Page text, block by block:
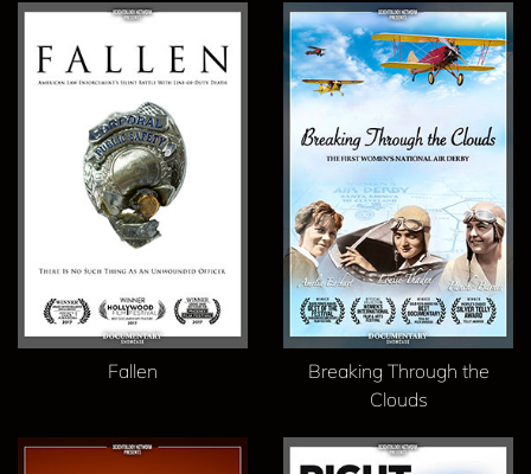
Fallen
Breaking Through the
Clouds